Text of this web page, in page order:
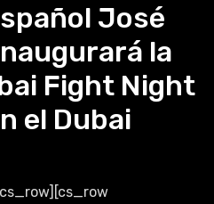
José
la
Fight Night
el Dubai